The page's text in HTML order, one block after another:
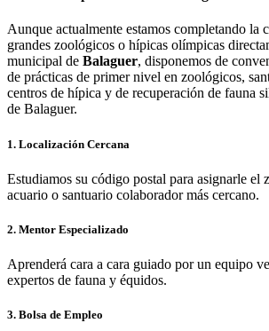
Aunque actualmente estamos completando la
grandes zoológicos o hípicas olímpicas
municipal de Balaguer, disponemos de
de prácticas de primer nivel en zoológicos,
centros de hípica y de recuperación de fauna
de Balaguer.
1. Localización Cercana
Estudiamos su código postal para asignarle el
acuario o santuario colaborador más cercano.
2. Mentor Especializado
Aprenderá cara a cara guiado por un equipo
expertos de fauna y équidos.
3. Bolsa de Empleo